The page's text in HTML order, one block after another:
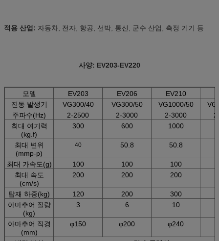
적용 산업: 자동차, 전자, 항공, 선박, 통신, 군수 산업, 측정 기기 등
사양: EV203-EV220
모델 EV203 EV206 EV210
진동 발생기
VG300/40 VG300/50 VG1000/50
주파수(Hz)
2-2500 2-3000 2-3000
최대 여기력
(kg.f)
300 600 1000
최대 변위
(mmp-p)
40 50.8 50.8
최대 가속도(g) 100 100 100
최대 속도
(cm/s)
200 200 200
탑재 하중(kg) 120 200 300
아마추어 질량
(kg)
3 6 10
아마추어 직경
(mm)
φ150 φ200 φ240